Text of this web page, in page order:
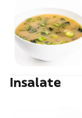
Insalate